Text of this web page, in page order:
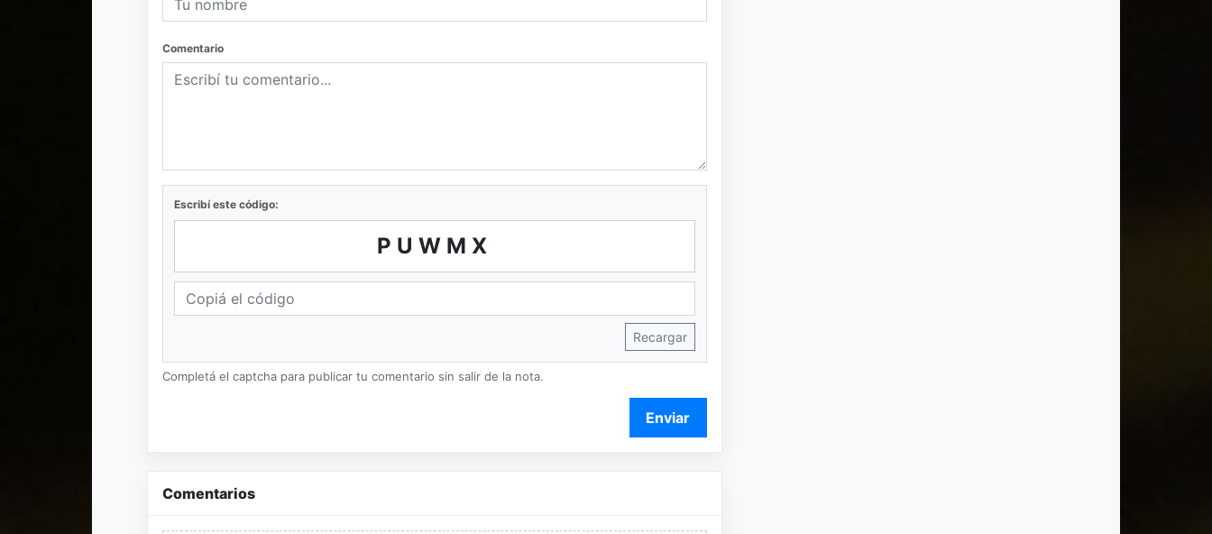
Comentario
Escribí este código:
PUWMX
Recargar
Completá el captcha para publicar tu comentario sin salir de la nota.
Enviar
Comentarios